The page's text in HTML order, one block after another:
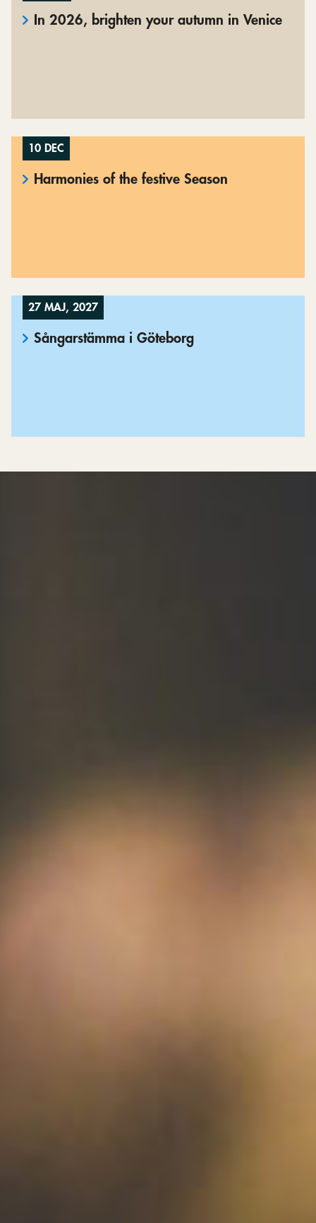
In 2026, brighten your autumn in Venice
10 DEC
Harmonies of the festive Season
27 MAJ, 2027
Sångarstämma i Göteborg